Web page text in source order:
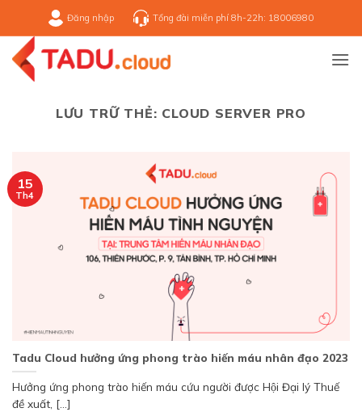
nội
dung
Đăng nhập Tổng đài miễn phí 8h-22h: 18006980
LƯU TRỮ THẺ: CLOUD SERVER PRO
Tadu Cloud hưởng ứng phong trào hiến máu nhân đạo 2023
Hưởng ứng phong trào hiến máu cứu người được Hội Đại lý Thuế
đề xuất, [...]
15
Th4